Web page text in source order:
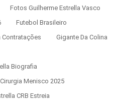
Fotos Guilherme Estrella Vasco
Futebol Brasileiro
Contratações
Gigante Da Colina
Biografia
Menisco 2025
CRB Estreia